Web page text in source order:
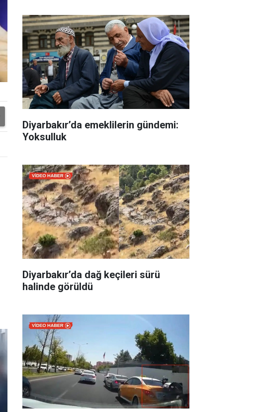
Diyarbakır’da emeklilerin gündemi:
Yoksulluk
Diyarbakır’da dağ keçileri sürü
halinde görüldü